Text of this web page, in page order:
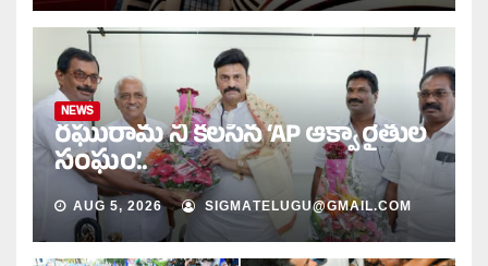
NEWS
రఘురామ ని కలసిన ‘AP ఆక్వా రైతుల
సంఘం’..
AUG 5, 2026 SIGMATELUGU@GMAIL.COM